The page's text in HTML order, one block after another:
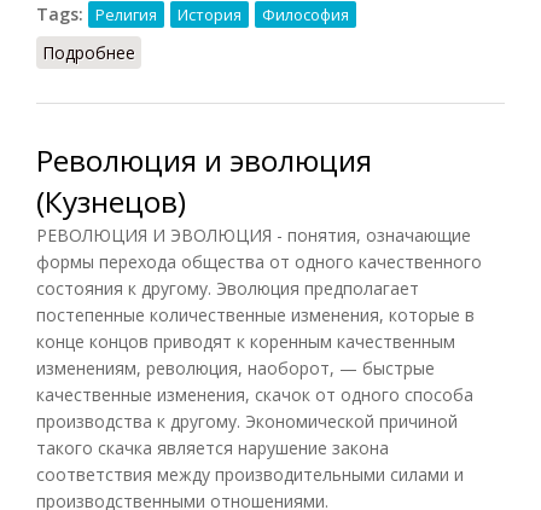
Tags:
Религия История Философия
Подробнее
Революция и эволюция
(Кузнецов)
РЕВОЛЮЦИЯ И ЭВОЛЮЦИЯ - понятия, означающие
формы перехода общества от одного качественного
состояния к другому. Эволюция предполагает
постепенные количественные изменения, которые в
конце концов приводят к коренным качественным
изменениям, революция, наоборот, — быстрые
качественные изменения, скачок от одного способа
производства к другому. Экономической причиной
такого скачка является нарушение закона
соответствия между производительными силами и
производственными отношениями.